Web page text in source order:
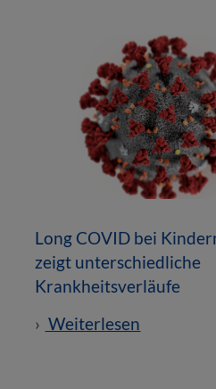
Long COVID bei
zeigt unterschiedliche
Krankheitsverläufe
Weiterlesen